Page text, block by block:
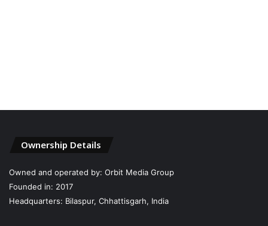
Ownership Details
Owned and operated by: Orbit Media Group
Founded in: 2017
Headquarters: Bilaspur, Chhattisgarh, India